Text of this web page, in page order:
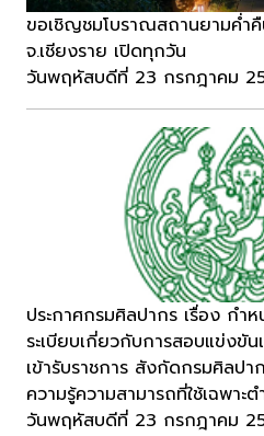
ขอเชิญชมโบราณสถานยามค่ำ
จ.เชียงราย เปิดทุกวัน
วันพฤหัสบดีที่ 23 กรกฎาคม
ประกาศกรมศิลปากร เรื่อง กำ
ระเบียบเกี่ยวกับการสอบแข่งขั
เข้ารับราชการ สังกัดกรมศิลป
ความรู้ความสามารถที่ใช้เฉพาะ
วันพฤหัสบดีที่ 23 กรกฎาคม